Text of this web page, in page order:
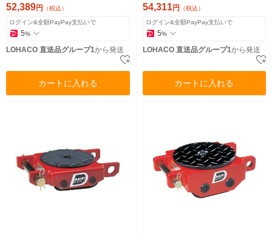
535mm CHJ-700 1台（直送
品）
52,389円 （税込）
ログイン&全額PayPay支払いで
5%
LOHACO 直送品グループ1から発送
カートに入れる
54,311円 （税込）
ログイン&全額PayPay支払いで
5%
LOHACO 直送品グループ1から発送
カートに入れる